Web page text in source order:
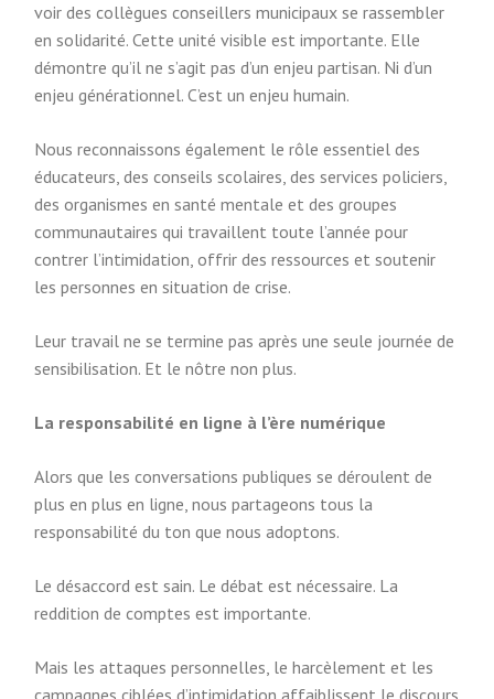
voir des collègues conseillers municipaux se rassembler
en solidarité. Cette unité visible est importante. Elle
démontre qu’il ne s’agit pas d’un enjeu partisan. Ni d’un
enjeu générationnel. C’est un enjeu humain.
Nous reconnaissons également le rôle essentiel des
éducateurs, des conseils scolaires, des services policiers,
des organismes en santé mentale et des groupes
communautaires qui travaillent toute l’année pour
contrer l’intimidation, offrir des ressources et soutenir
les personnes en situation de crise.
Leur travail ne se termine pas après une seule journée de
sensibilisation. Et le nôtre non plus.
La responsabilité en ligne à l’ère numérique
Alors que les conversations publiques se déroulent de
plus en plus en ligne, nous partageons tous la
responsabilité du ton que nous adoptons.
Le désaccord est sain. Le débat est nécessaire. La
reddition de comptes est importante.
Mais les attaques personnelles, le harcèlement et les